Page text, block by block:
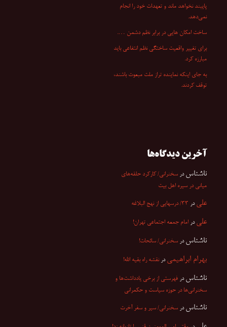
پایبند نخواهد ماند و تعهدات خود را انجام
نمی‌دهد.
ساخت امکان هایی در برابر نظم دشمن ….
برای تغییر واقعیت ساختگی نظم انتفاعی باید
مبارزه کرد.
به جای اینکه نماینده تراز ملت مبعوث باشند،
توقف کردند.
آخرین دیدگاه‌ها
ناشناس در سخنرانی/ کارکرد حلقه‌های
میانی در سیره اهل بیت
علی در ۳۳/ درسهایی از نهج البلاغه
علی در امام جمعه اجتماعی تهران!
ناشناس در سخنرانی/ سائحات!
بهرام ابراهیمی درنقشه راه بقیه الله!
ناشناس در فهرستی از برخی یادداشت‌ها و
سخنرانی‌ها در حوزه سیاست و حکمرانی
ناشناس در سخنرانی/ سیر و سفر آخرت